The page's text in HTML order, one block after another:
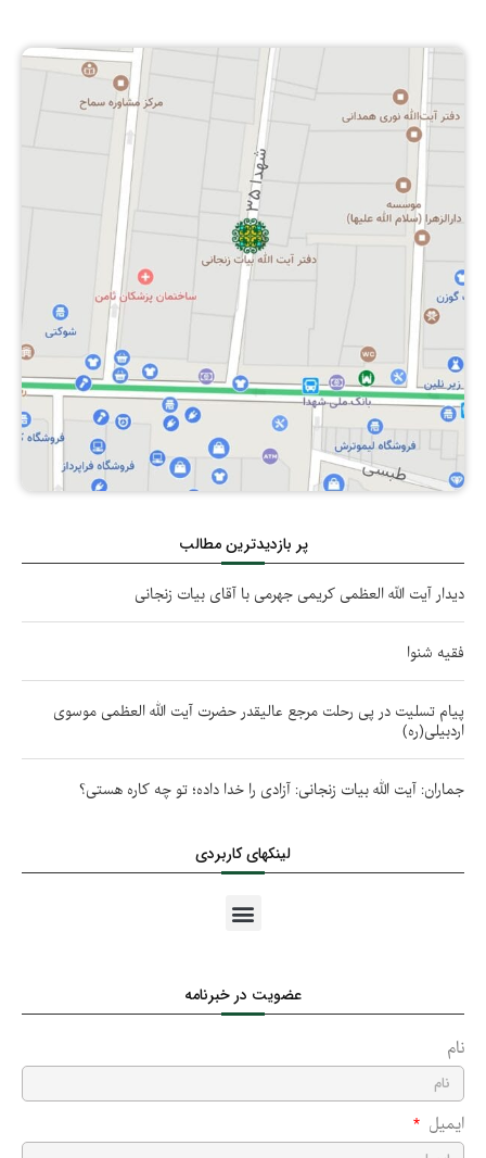
پر بازدیدترین مطالب
دیدار آیت الله العظمی کریمی جهرمی با آقای بیات زنجانی
فقیه شنوا
پیام تسلیت در پی رحلت مرجع عالیقدر حضرت آیت الله العظمی موسوی
اردبیلی(ره)
جماران: آیت الله بیات زنجانی: آزادی را خدا داده؛ تو چه کاره هستی؟
لینکهای کاربردی
عضویت در خبرنامه
نام
ایمیل